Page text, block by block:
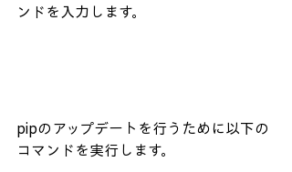
ンドを入力します。
pipのアップデートを行うために以下の
コマンドを実行します。